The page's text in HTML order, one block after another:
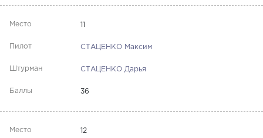
11
СТАЦЕНКО Максим
СТАЦЕНКО Дарья
36
12